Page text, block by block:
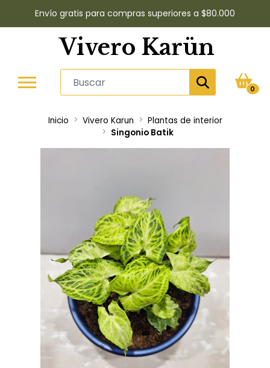
Envío gratis para compras superiores a $80.000
Vivero Karün
0
Inicio Vivero Karun
Plantas de interior
Singonio Batik